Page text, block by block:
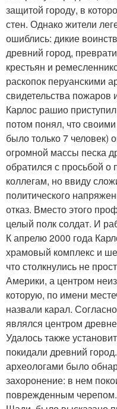
защитой городу, в
стен. Однако жители
ошиблись: дикие
древний город,
крестьян и
раскопок перуанскими
свидетельства
Карлос рашио
потом понял, что
было только 7 человек)
огромной массы песка
обратился с просьбой
коллегам, но ввиду
политического
отказ. Вместо этого
целый полк солдат. И
К апрелю 2000 года
храмовый комплекс и
что столкнулись не
Америки, а центром
которую, по имени
назвали карал.
являлся центром
Удалось также
покидали древний
археологами было
захоронение: в нем
поврежденным